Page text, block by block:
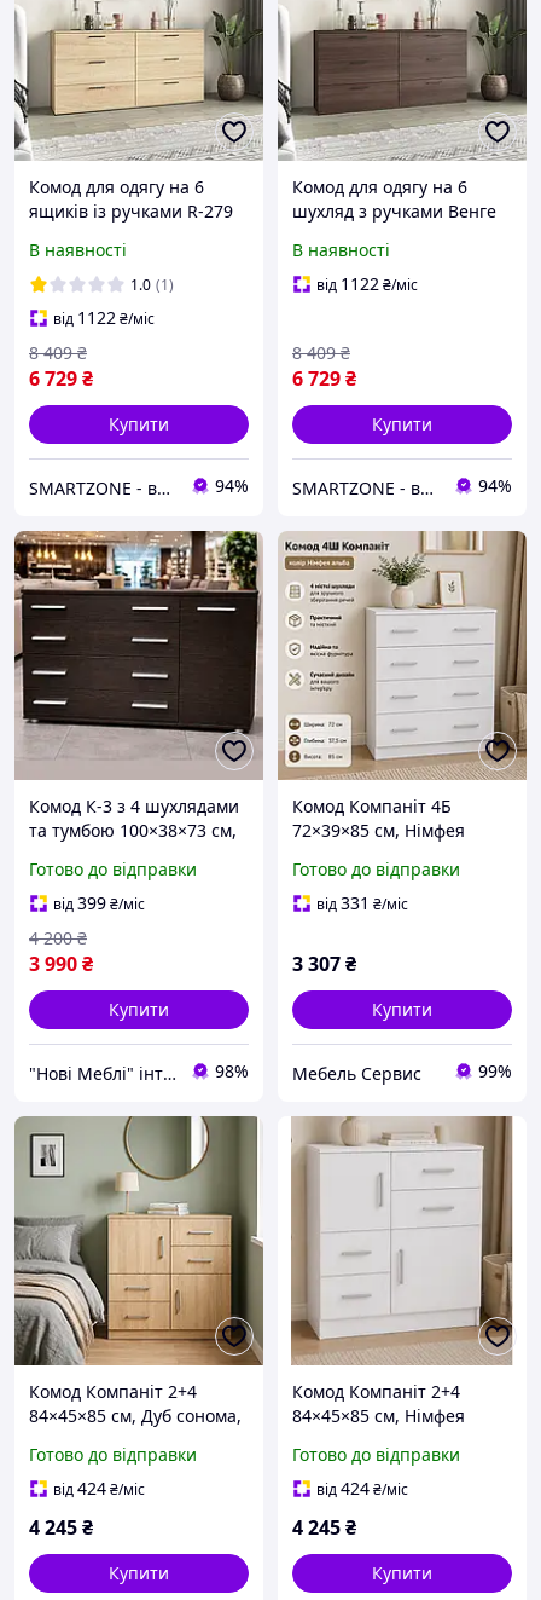
Комод для одягу на 6
ящиків із ручками R-279
В наявності
1.0 (1)
від 1122₴/міс
6 729₴
8 409 ₴
Купити
SMARTZONE - виробник стелажів 94%
Комод для одягу на 6
шухляд з ручками Венге
В наявності
від 1122₴/міс
6 729₴
8 409 ₴
Купити
SMARTZONE - виробник стелажів 94%
Комод К-3 з 4 шухлядами
та тумбою 100×38×73 см,
комод для одягу у
спальню, вітальню,
передпокій
Готово до відправки
від399₴/міс
3 990₴
4 200 ₴
Купити
"Нові Меблі" інтернет-магазин 98%
Комод Компаніт 4Б
72×39×85 см, Німфея
шухлядами, комод для
одягу, білизни та
Готово до відправки
від331 ₴/міс
3 307₴
Купити
Мебель Сервис 99%
Комод Компаніт 2+4
84×45×85 см, Дуб сонома,
та 2 дверцятами, комод
для одягу, білизни та
Готово до відправки
від424₴/міс
4 245₴
Купити
Комод Компаніт 2+4
84×45×85 см, Німфея
шухлядами та 2
дверцятами, комод для
зберігання рече
Готово до відправки
від424₴/міс
4 245₴
Купити